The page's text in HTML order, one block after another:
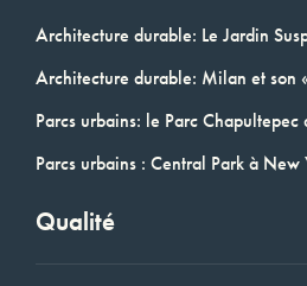
Architecture durable: Le Jardin
Architecture durable: Milan et son
Parcs urbains: le Parc
Parcs urbains : Central Park à New
Qualité